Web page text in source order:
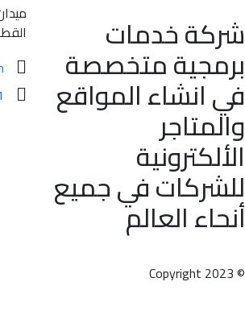
شركة خدمات
برمجية متخصصة
في انشاء المواقع
والمتاجر
الألكترونية
للشركات في جميع
أنحاء العالم
© Copyright 2023